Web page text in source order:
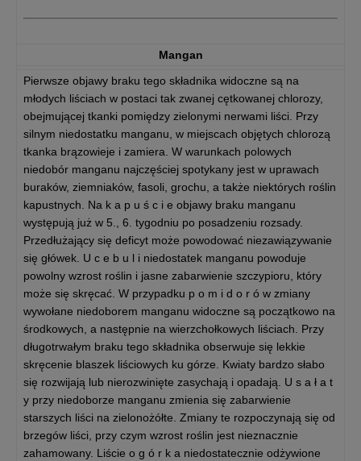
Mangan
Pierwsze objawy braku tego składnika widoczne są na
młodych liściach w postaci tak zwanej cętkowanej chlorozy,
obejmującej tkanki pomiędzy zielonymi nerwami liści. Przy
silnym niedostatku manganu, w miejscach objętych chlorozą
tkanka brązowieje i zamiera. W warunkach polowych
niedobór manganu najczęściej spotykany jest w uprawach
buraków, ziemniaków, fasoli, grochu, a także niektórych roślin
kapustnych. Na k a p u ś c i e objawy braku manganu
występują już w 5., 6. tygodniu po posadzeniu rozsady.
Przedłużający się deficyt może powodować niezawiązywanie
się główek. U c e b u l i niedostatek manganu powoduje
powolny wzrost roślin i jasne zabarwienie szczypioru, który
może się skręcać. W przypadku p o m i d o r ó w zmiany
wywołane niedoborem manganu widoczne są początkowo na
środkowych, a następnie na wierzchołkowych liściach. Przy
długotrwałym braku tego składnika obserwuje się lekkie
skręcenie blaszek liściowych ku górze. Kwiaty bardzo słabo
się rozwijają lub nierozwinięte zasychają i opadają. U s a ł a t
y przy niedoborze manganu zmienia się zabarwienie
starszych liści na zielonożółte. Zmiany te rozpoczynają się od
brzegów liści, przy czym wzrost roślin jest nieznacznie
zahamowany. Liście o g ó r k a niedostatecznie odżywione